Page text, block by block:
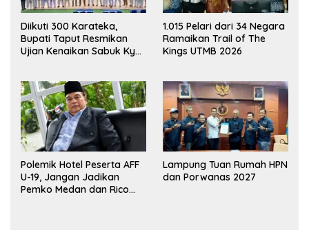
Diikuti 300 Karateka,
Bupati Taput Resmikan
Ujian Kenaikan Sabuk Kyu
1.015 Pelari dari 34 Negara
Ramaikan Trail of The
Kings UTMB 2026
Polemik Hotel Peserta AFF
U-19, Jangan Jadikan
Pemko Medan dan Rico
Lampung Tuan Rumah HPN
dan Porwanas 2027